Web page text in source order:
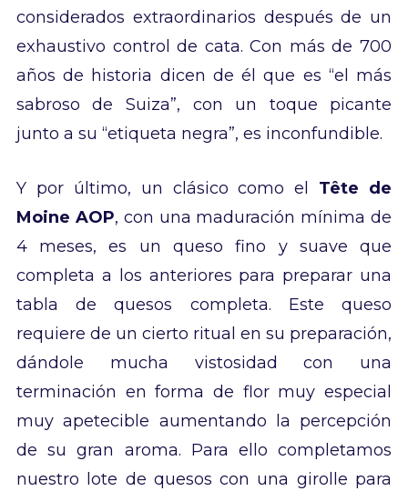
considerados extraordinarios después de un
exhaustivo control de cata. Con más de 700
años de historia dicen de él que es “el más
sabroso de Suiza”, con un toque picante
junto a su “etiqueta negra”, es inconfundible.
Y por último, un clásico como el Tête de
Moine AOP, con una maduración mínima de
4 meses, es un queso fino y suave que
completa a los anteriores para preparar una
tabla de quesos completa. Este queso
requiere de un cierto ritual en su preparación,
dándole mucha vistosidad con una
terminación en forma de flor muy especial
muy apetecible aumentando la percepción
de su gran aroma. Para ello completamos
nuestro lote de quesos con una girolle para